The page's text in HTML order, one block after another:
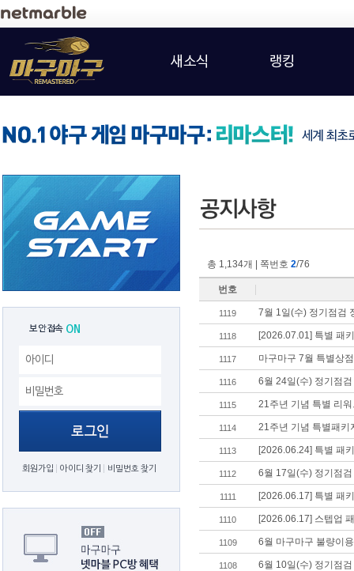
새소식 랭킹
보안접속 ON
회원가입 아이디 찾기 비밀번호 찾기
총 1,134개 | 쪽번호 2/76
번호
1119 7월 1일(수) 정기점검
1118 [2026.07.01] 특별 패
1117 마구마구 7월 특별상
1116 6월 24일(수) 정기점
1115 21주년 기념 특별 리
1114 21주년 기념 특별패키
1113 [2026.06.24] 특별 패
1112 6월 17일(수) 정기점
1111 [2026.06.17] 특별 패
1110 [2026.06.17] 스텝업
1109 6월 마구마구 불량이
1108 6월 10일(수) 정기점